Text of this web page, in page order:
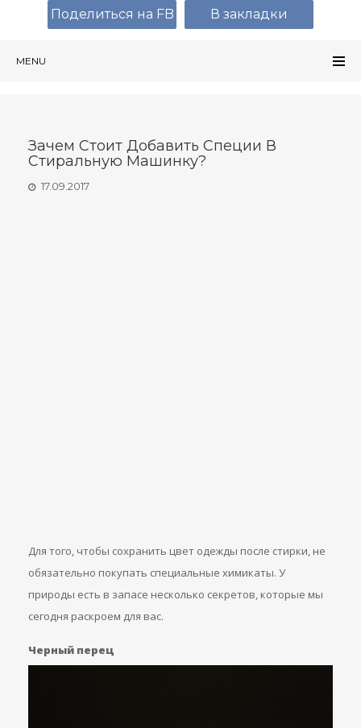
MENU
Зачем Стоит Добавить Специи В
Стиральную Машинку?
17.09.2017
Для того, чтобы сохранить цвет одежды после стирки, не
обязательно покупать специальные химикаты. У
природы есть в запасе несколько секретов, которые мы
сегодня раскроем для вас.
Черный перец
Поделиться на FB В закладки